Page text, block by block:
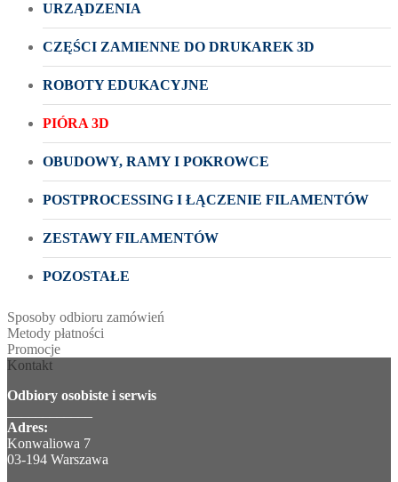
URZĄDZENIA
CZĘŚCI ZAMIENNE DO DRUKAREK 3D
ROBOTY EDUKACYJNE
PIÓRA 3D
OBUDOWY, RAMY I POKROWCE
POSTPROCESSING I ŁĄCZENIE FILAMENTÓW
ZESTAWY FILAMENTÓW
POZOSTAŁE
Sposoby odbioru zamówień
Metody płatności
Promocje
Kontakt
Odbiory osobiste i serwis
Adres:
Konwaliowa 7
03-194 Warszawa